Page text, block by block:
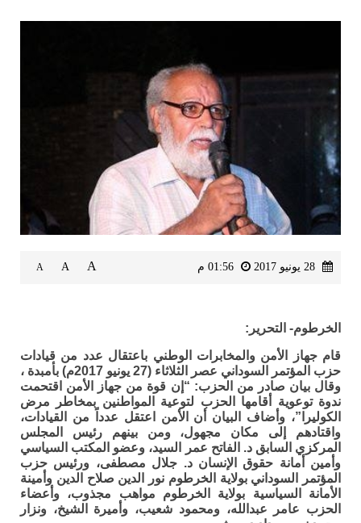
A
A
A
الخرطوم- التحرير:
قام جهاز الأمن والمخابرات الوطني باعتقال عدد من قيادات
حزب المؤتمر السوداني عصر الثلاثاء (27 يونيو 2017م) بأمبدة ،
وقال بيان صادر من الحزب: “إن قوة من جهاز الأمن اقتحمت
ندوة توعوية أقامها الحزب لتوعية المواطنين بمخاطر مرض
الكوليرا”، وأضاف البيان أن الأمن اعتقل عدداً من القيادات،
واقتادهم إلى مكان مجهول، ومن بينهم رئيس المجلس
المركزي السابق د. الفاتح عمر السيد، وعضو المكتب السياسي
وأمين أمانة حقوق الإنسان د. جلال مصطفى، ورئيس حزب
المؤتمر السوداني بولاية الخرطوم نور الدين صلاح الدين وأمينة
الأمانة السياسية بولاية الخرطوم مواهب مجذوب، وأعضاء
الحزب عامر عبدالله، ومحمود شعيب، وأميرة الشيخ، ونزار